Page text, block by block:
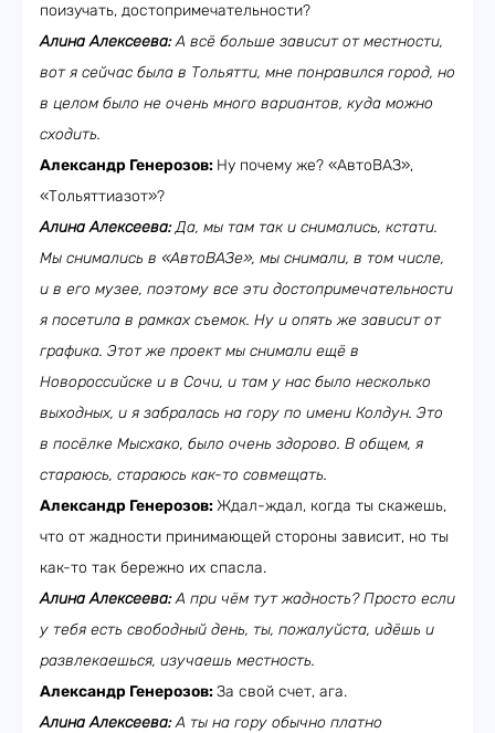
поизучать, достопримечательности?
Алина Алексеева:А всё больше зависит от местности,
вот я сейчас была в Тольятти, мне понравился город, но
в целом было не очень много вариантов, куда можно
сходить.
Александр Генерозов: Ну почему же? «АвтоВАЗ»,
«Тольяттиазот»?
Алина Алексеева:Да, мы там так и снимались, кстати.
Мы снимались в «АвтоВАЗе», мы снимали, в том числе,
и в его музее, поэтому все эти достопримечательности
я посетила в рамках съемок. Ну и опять же зависит от
графика. Этот же проект мы снимали ещё в
Новороссийске и в Сочи, и там у нас было несколько
выходных, и я забралась на гору по имени Колдун. Это
в посёлке Мысхако, было очень здорово. В общем, я
стараюсь, стараюсь как-то совмещать.
Александр Генерозов:Ждал-ждал, когда ты скажешь,
что от жадности принимающей стороны зависит, но ты
как-то так бережно их спасла.
Алина Алексеева:А при чём тут жадность? Просто если
у тебя есть свободный день, ты, пожалуйста, идёшь и
развлекаешься, изучаешь местность.
Александр Генерозов:За свой счет, ага.
Алина Алексеева:А ты на гору обычно платно